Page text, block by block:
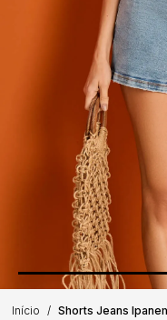
Início Shorts Jeans